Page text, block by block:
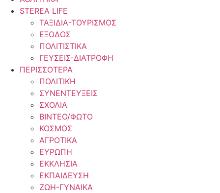
STEREA LIFE
ΤΑΞΙΔΙΑ-ΤΟΥΡΙΣΜΟΣ
ΕΞΟΔΟΣ
ΠΟΛΙΤΙΣΤΙΚΑ
ΓΕΥΣΕΙΣ-ΔΙΑΤΡΟΦΗ
ΠΕΡΙΣΣΟΤΕΡΑ
ΠΟΛΙΤΙΚΗ
ΣΥΝΕΝΤΕΥΞΕΙΣ
ΣΧΟΛΙΑ
ΒΙΝΤΕΟ/ΦΩΤΟ
ΚΟΣΜΟΣ
ΑΓΡΟΤΙΚΑ
ΕΥΡΩΠΗ
ΕΚΚΛΗΣΙΑ
ΕΚΠΑΙΔΕΥΣΗ
ΖΩΗ-ΓΥΝΑΙΚΑ